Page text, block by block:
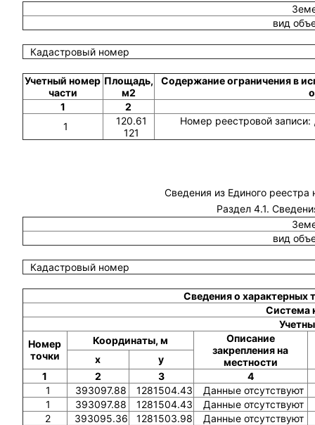
вид
Кадастровый номер
Учетный номер
части
Площадь,
м2
Содержание ограничения в
1
2
1
120.61
121
Номер реестровой
Сведения из Единого
Раздел 4.1.
вид
Кадастровый номер
Сведения о характерных
Система
Номер
точки
Координаты, м
Описание
закрепления на
местности
x
y
1
2 3
4
1
393097.88 1281504.43
Данные отсутствуют
1
393097.88 1281504.43
Данные отсутствуют
2
393095.36 1281503.98
Данные отсутствуют